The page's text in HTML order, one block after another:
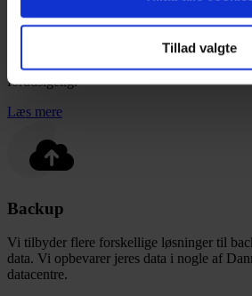
Tillad valgte
Outsourcing
Vi kan flytte jeres servere til nogle af
Kvaliteten og oppetiden er i top, samtidig
forudsigelig.
Læs mere
Backup
Vi tilbyder flere forskellige løsninger til
data. Vi opbevarer jeres data i nogle af
datacentre.